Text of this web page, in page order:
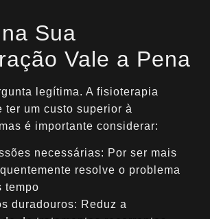
Sua
Vale a Pena
legítima. A fisioterapia
ter um custo superior à
é importante considerar:
necessárias: Por ser mais
resolve o problema
tempo
duradouros: Reduz a